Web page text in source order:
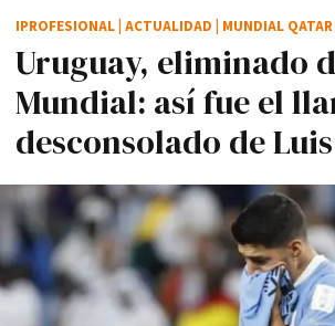
Uruguay, eliminado
Mundial: así fue el
desconsolado de
IPROFESIONAL ACTUALIDAD MUNDIAL